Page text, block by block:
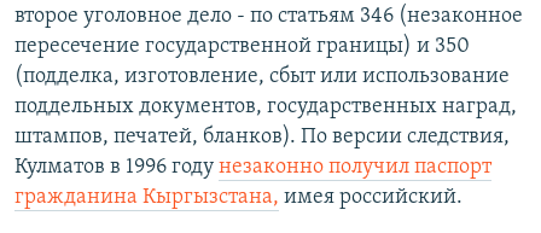
второе уголовное дело - по статьям 346 (незаконное
пересечение государственной границы) и 350
(подделка, изготовление, сбыт или использование
поддельных документов, государственных наград,
штампов, печатей, бланков). По версии следствия,
Кулматов в 1996 году незаконно получил паспорт
гражданина Кыргызстана, имея российский.